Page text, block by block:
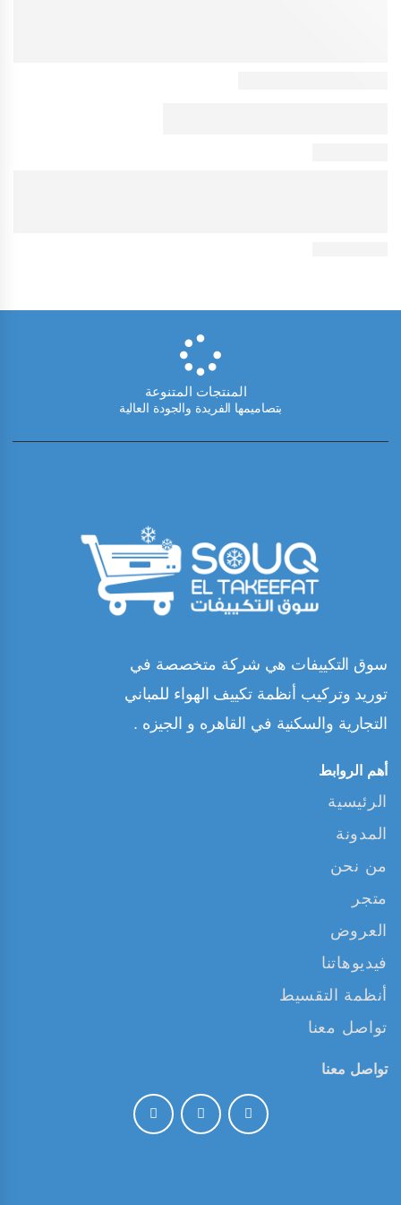
المنتجات المتنوعة
بتصاميمها الفريدة والجودة العالية
سوق التكييفات هي شركة متخصصة في
توريد وتركيب أنظمة تكييف الهواء للمباني
التجارية والسكنية في القاهره و الجيزه .
أهم الروابط
الرئيسية
المدونة
من نحن
متجر
العروض
فيديوهاتنا
أنظمة التقسيط
تواصل معنا
تواصل معنا